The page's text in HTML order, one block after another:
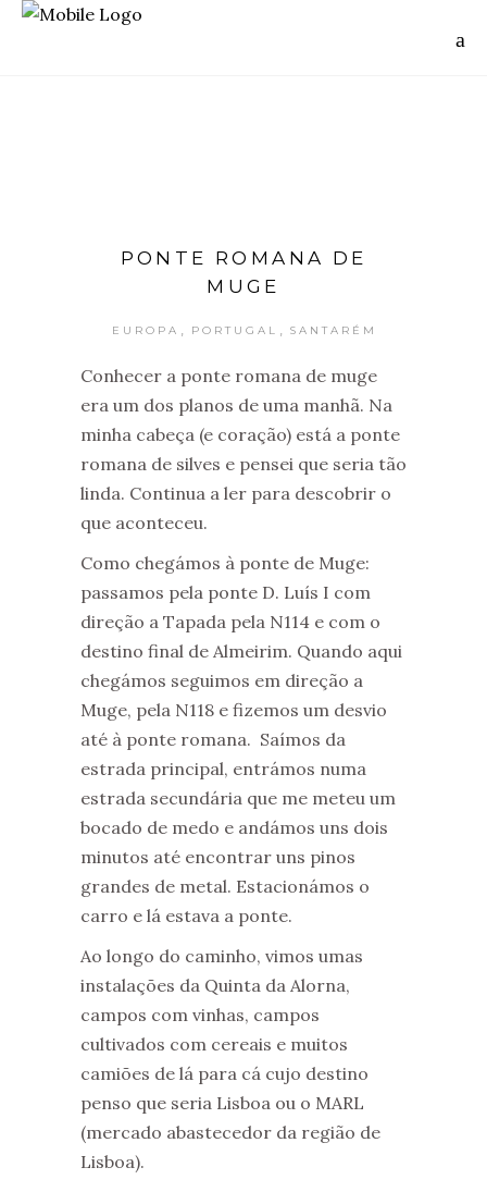
PONTE ROMANA DE
MUGE
EUROPA PORTUGAL SANTARÉM
Conhecer a ponte romana de muge
era um dos planos de uma manhã. Na
minha cabeça (e coração) está a ponte
romana de silves e pensei que seria tão
linda. Continua a ler para descobrir o
que aconteceu.
Como chegámos à ponte de Muge:
passamos pela ponte D. Luís I com
direção a Tapada pela N114 e com o
destino final de Almeirim. Quando aqui
chegámos seguimos em direção a
Muge, pela N118 e fizemos um desvio
até à ponte romana. Saímos da
estrada principal, entrámos numa
estrada secundária que me meteu um
bocado de medo e andámos uns dois
minutos até encontrar uns pinos
grandes de metal. Estacionámos o
carro e lá estava a ponte.
Ao longo do caminho, vimos umas
instalações da Quinta da Alorna,
campos com vinhas, campos
cultivados com cereais e muitos
camiões de lá para cá cujo destino
penso que seria Lisboa ou o MARL
(mercado abastecedor da região de
Lisboa).